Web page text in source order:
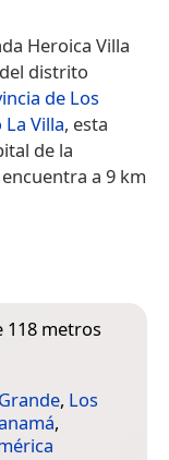
Heroica Villa
distrito
de Los
La Villa, esta
de la
a 9 km
118 metros
, Los
,